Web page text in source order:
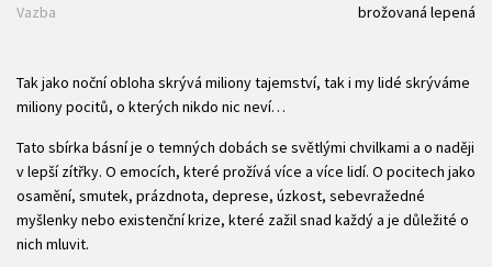
Vazba
brožovaná lepená
Tak jako noční obloha skrývá miliony tajemství, tak i my lidé skrýváme
miliony pocitů, o kterých nikdo nic neví…
Tato sbírka básní je o temných dobách se světlými chvilkami a o naději
v lepší zítřky. O emocích, které prožívá více a více lidí. O pocitech jako
osamění, smutek, prázdnota, deprese, úzkost, sebevražedné
myšlenky nebo existenční krize, které zažil snad každý a je důležité o
nich mluvit.